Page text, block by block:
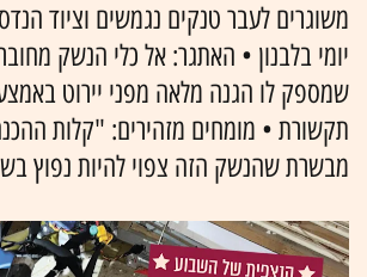
משוגרים לעבר טנקים נגמשים וציוד
יומי בלבנון • האתגר: אל כלי הנשק
שמספק לו הגנה מלאה מפני יירוט
תקשורת • מומחים מזהירים: "קלות
מבשרת שהנשק הזה צפוי להיות נפוץ